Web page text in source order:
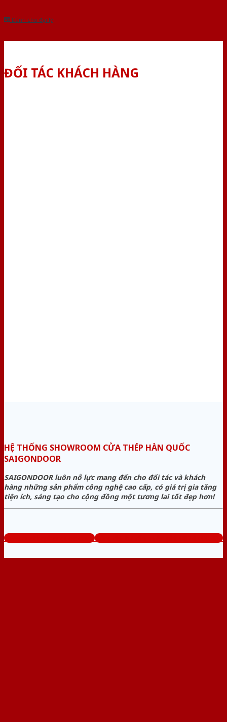
Dành cho đại lý
ĐỐI TÁC KHÁCH HÀNG
HỆ THỐNG SHOWROOM CỬA THÉP HÀN QUỐC
SAIGONDOOR
SAIGONDOOR luôn nỗ lực mang đến cho đối tác và khách
hàng những sản phẩm công nghệ cao cấp, có giá trị gia tăng
tiện ích, sáng tạo cho cộng đồng một tương lai tốt đẹp hơn!
www.cuathephanquoc.com Tổng đài tư vấn miễn phí: 0824.400.400